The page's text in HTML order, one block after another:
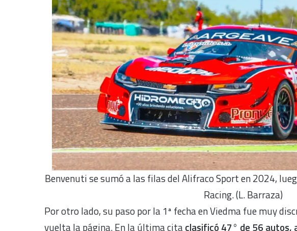
Benvenuti se sumó a las filas del Alifraco Sport en 2024,
Racing. (L. Barraza)
Por otro lado, su paso por la 1ª fecha en Viedma fue muy
vuelta la página. En la última citaclasificó 47° de 56 autos,